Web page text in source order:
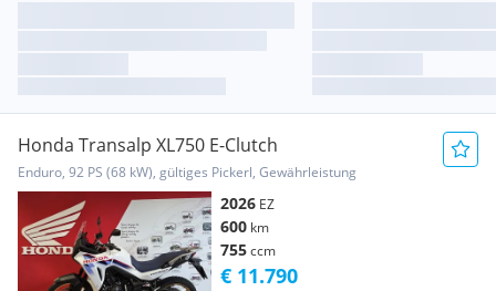
Honda Transalp XL750 E-Clutch
Enduro, 92 PS (68 kW), gültiges Pickerl, Gewährleistung
2026 EZ
600 km
755ccm
€ 11.790